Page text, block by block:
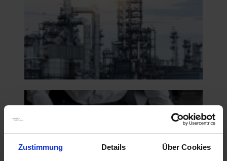
Zustimmung Details Über Cookies